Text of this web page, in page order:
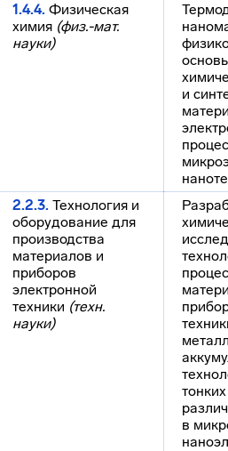
1.4.4. Физическая
химия (физ.-мат.
науки)
и
2.2.3. Технология и
оборудование для
производства
материалов и
приборов
электронной
техники (техн.
науки)
в